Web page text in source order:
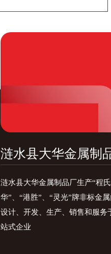
涟水县大华金属制
涟水县大华金属制品厂生产“程
华”、“港胜”、“灵光”牌非标金
设计、开发、生产、销售和服务
站式企业